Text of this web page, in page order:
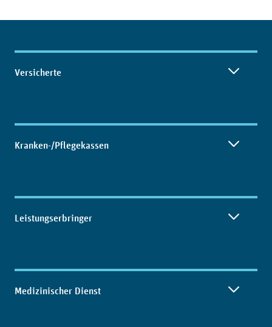
Inhaltsübersicht
Versicherte
Kranken-/Pflegekassen
Leistungserbringer
Medizinischer Dienst